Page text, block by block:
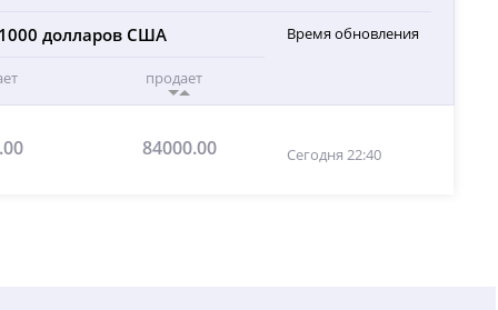
1000 долларов США
продает
Время обновления
84000.00 Сегодня 22:40